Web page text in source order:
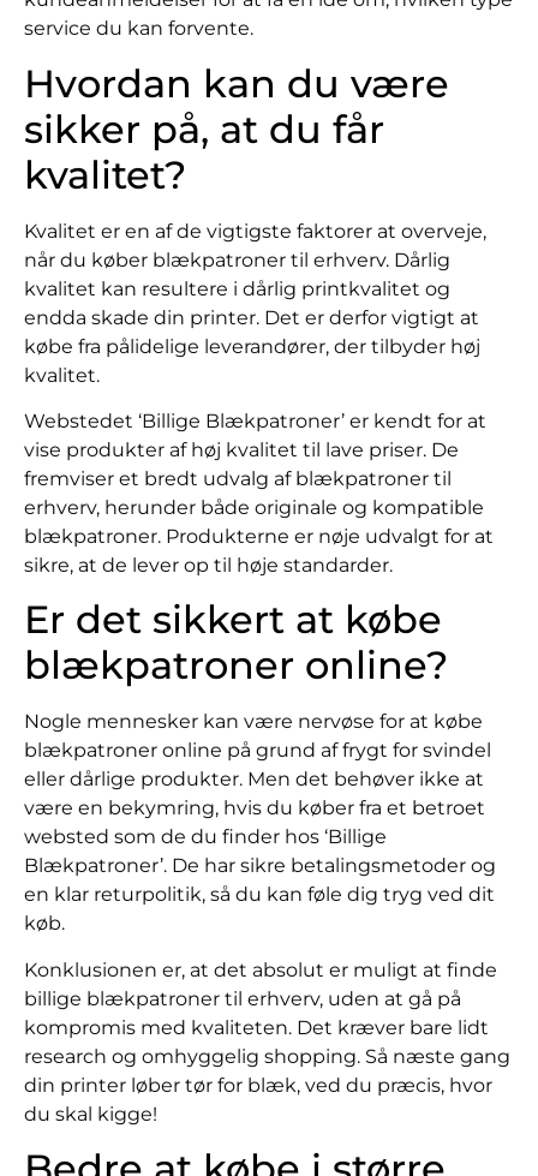
service du kan forvente.
Hvordan kan du være
sikker på, at du får
kvalitet?
Kvalitet er en af de vigtigste faktorer at overveje,
når du køber blækpatroner til erhverv. Dårlig
kvalitet kan resultere i dårlig printkvalitet og
endda skade din printer. Det er derfor vigtigt at
købe fra pålidelige leverandører, der tilbyder høj
kvalitet.
Webstedet ‘Billige Blækpatroner’ er kendt for at
vise produkter af høj kvalitet til lave priser. De
fremviser et bredt udvalg af blækpatroner til
erhverv, herunder både originale og kompatible
blækpatroner. Produkterne er nøje udvalgt for at
sikre, at de lever op til høje standarder.
Er det sikkert at købe
blækpatroner online?
Nogle mennesker kan være nervøse for at købe
blækpatroner online på grund af frygt for svindel
eller dårlige produkter. Men det behøver ikke at
være en bekymring, hvis du køber fra et betroet
websted som de du finder hos ‘Billige
Blækpatroner’. De har sikre betalingsmetoder og
en klar returpolitik, så du kan føle dig tryg ved dit
køb.
Konklusionen er, at det absolut er muligt at finde
billige blækpatroner til erhverv, uden at gå på
kompromis med kvaliteten. Det kræver bare lidt
research og omhyggelig shopping. Så næste gang
din printer løber tør for blæk, ved du præcis, hvor
du skal kigge!